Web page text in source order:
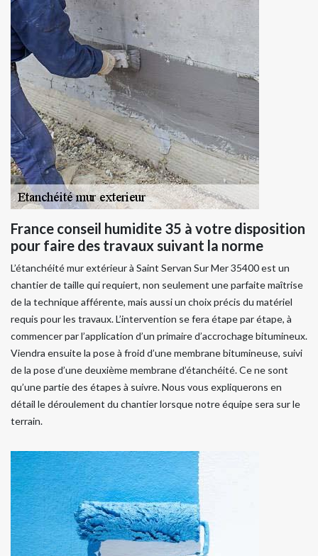
France conseil humidite 35 à votre disposition
pour faire des travaux suivant la norme
L’étanchéité mur extérieur à Saint Servan Sur Mer 35400 est un
chantier de taille qui requiert, non seulement une parfaite maîtrise
de la technique afférente, mais aussi un choix précis du matériel
requis pour les travaux. L’intervention se fera étape par étape, à
commencer par l’application d’un primaire d’accrochage bitumineux.
Viendra ensuite la pose à froid d’une membrane bitumineuse, suivi
de la pose d’une deuxième membrane d’étanchéité. Ce ne sont
qu’une partie des étapes à suivre. Nous vous expliquerons en
détail le déroulement du chantier lorsque notre équipe sera sur le
terrain.